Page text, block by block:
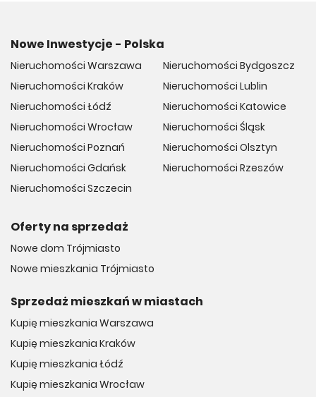
Nowe Inwestycje - Polska
Nieruchomości Warszawa
Nieruchomości Kraków
Nieruchomości Łódź
Nieruchomości Wrocław
Nieruchomości Poznań
Nieruchomości Gdańsk
Nieruchomości Szczecin
Nieruchomości Bydgoszcz
Nieruchomości Lublin
Nieruchomości Katowice
Nieruchomości Śląsk
Nieruchomości Olsztyn
Nieruchomości Rzeszów
Oferty na sprzedaż
Nowe dom Trójmiasto
Nowe mieszkania Trójmiasto
Sprzedaż mieszkań w miastach
Kupię mieszkania Warszawa
Kupię mieszkania Kraków
Kupię mieszkania Łódź
Kupię mieszkania Wrocław